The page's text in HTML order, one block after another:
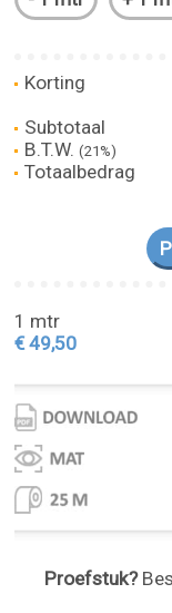
Korting
Subtotaal
B.T.W.(21%)
Totaalbedrag
1 mtr
€ 49,50
Proefstuk?